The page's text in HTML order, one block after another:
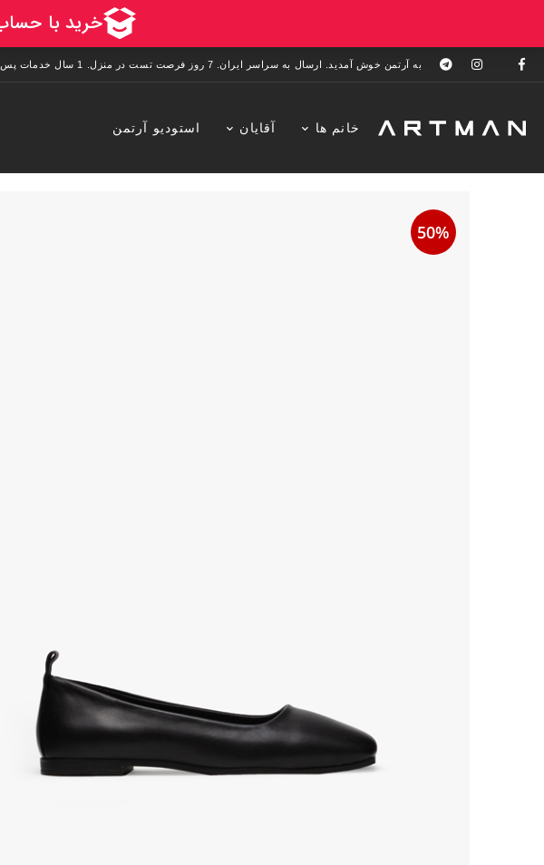
به آرتمن خوش آمدید. ارسال به سراسر ایران. 7 روز فرصت تست در منزل. 1 سال خدمات پس از فروش.
خانم ها آقایان استودیو آرتمن
50%